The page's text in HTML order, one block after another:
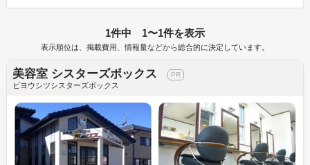
1件中 1〜1件を表示
表示順位は、掲載費用、情報量などから総合的に決定しています。
美容室 シスターズボックス
ビヨウシツシスターズボックス